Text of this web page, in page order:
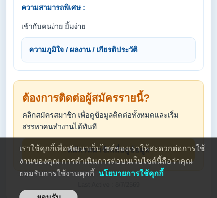
ความสามารถพิเศษ :
เข้ากับคนง่าย ยิ้มง่าย
ความภูมิใจ / ผลงาน / เกียรติประวัติ
ต้องการติดต่อผู้สมัครรายนี้?
คลิกสมัครสมาชิก เพื่อดูข้อมูลติดต่อทั้งหมดและเริ่ม
สรรหาคนทำงานได้ทันที
สมัครสมาชิกเพื่อดูข้อมูล
เราใช้คุกกี้เพื่อพัฒนาเว็บไซต์ของเราให้สะดวกต่อการใช้
งานของคุณ การดำเนินการต่อบนเว็บไซต์นี้ถือว่าคุณ
ยอมรับการใช้งานคุกกี้ นโยบายการใช้คุกกี้